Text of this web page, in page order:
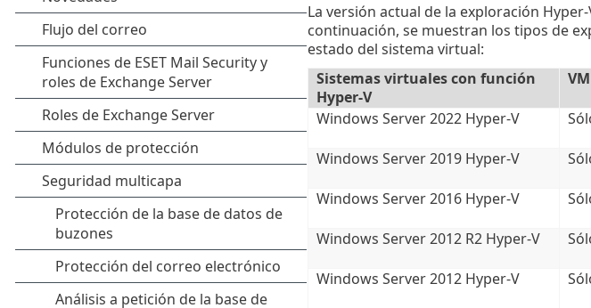
La versión actual de la exploración
continuación, se muestran los tipos de
estado del sistema virtual:
Sistemas virtuales con función
Hyper-V
Windows Server 2022 Hyper-V
Windows Server 2019 Hyper-V
Windows Server 2016 Hyper-V
Windows Server 2012 R2 Hyper-V
Windows Server 2012 Hyper-V